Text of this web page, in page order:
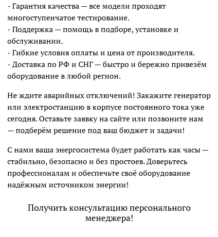
- Гарантия качества — все модели проходят
многоступенчатое тестирование.
- Поддержка — помощь в подборе, установке и
обслуживании.
- Гибкие условия оплаты и цена от производителя.
- Доставка по РФ и СНГ — быстро и бережно привезём
оборудование в любой регион.
Не ждите аварийных отключений! Закажите генератор
или электростанцию в корпусе постоянного тока уже
сегодня. Оставьте заявку на сайте или позвоните нам
— подберём решение под ваш бюджет и задачи!
С нами ваша энергосистема будет работать как часы —
стабильно, безопасно и без простоев. Доверьтесь
профессионалам и обеспечьте своё оборудование
надёжным источником энергии!
Получить консультацию персонального
менеджера!